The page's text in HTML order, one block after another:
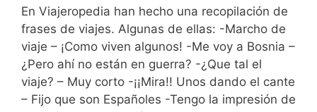
En Viajeropedia han hecho una recopilación de
frases de viajes. Algunas de ellas: -Marcho de
viaje – ¡Como viven algunos! -Me voy a Bosnia –
¿Pero ahí no están en guerra? -¿Que tal el
viaje? – Muy corto -¡¡Mira!! Unos dando el cante
– Fijo que son Españoles -Tengo la impresión de